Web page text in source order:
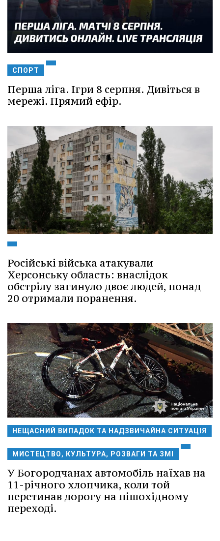
СПОРТ
Перша ліга. Ігри 8 серпня. Дивіться в
мережі. Прямий ефір.
Російські війська атакували
Херсонську область: внаслідок
обстрілу загинуло двоє людей, понад
20 отримали поранення.
НЕЩАСНИЙ ВИПАДОК ТА НАДЗВИЧАЙНА СИТУАЦІЯ
МИСТЕЦТВО, КУЛЬТУРА, РОЗВАГИ ТА ЗМІ
У Богородчанах автомобіль наїхав на
11-річного хлопчика, коли той
перетинав дорогу на пішохідному
переході.